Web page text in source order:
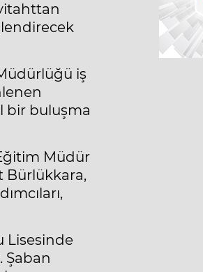
iş
bir buluşma
Müdür
Bürlükkara,
Lisesinde
Şaban